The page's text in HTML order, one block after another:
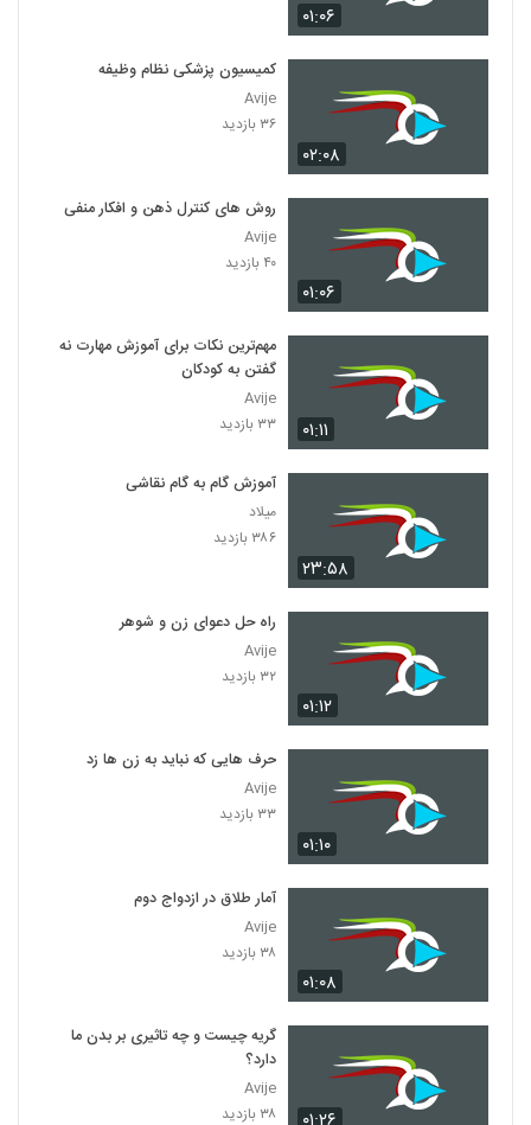
۰۱:۰۶
۰۲:۰۸
کمیسیون پزشکی نظام وظیفه
Avije
۳۶ بازدید
۰۱:۰۶
روش های کنترل ذهن و افکار منفی
Avije
۴۰ بازدید
۰۱:۱۱
مهم‌ترین نکات برای آموزش مهارت نه
گفتن به کودکان
Avije
۳۳ بازدید
۲۳:۵۸
آموزش گام به گام نقاشی
میلاد
۳۸۶ بازدید
۰۱:۱۲
راه حل دعوای زن و شوهر
Avije
۳۲ بازدید
۰۱:۱۰
حرف هایی که نباید به زن ها زد
Avije
۳۳ بازدید
۰۱:۰۸
آمار طلاق در ازدواج دوم
Avije
۳۸ بازدید
گریه چیست و چه تاثیری بر بدن ما
دارد؟
Avije
۳۸ بازدید